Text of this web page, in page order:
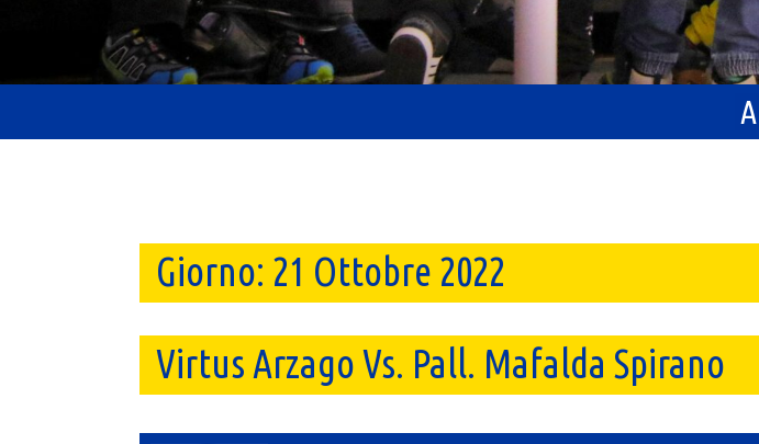
Giorno: 21 Ottobre 2022
Virtus Arzago Vs. Pall. Mafalda Spirano